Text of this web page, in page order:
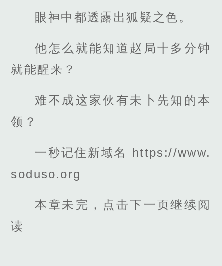
眼神中都透露出狐疑之色。
他怎么就能知道赵局十多分钟
就能醒来？
难不成这家伙有未卜先知的本
领？
一秒记住新域名 https://www.
soduso.org
本章未完，点击下一页继续阅
读